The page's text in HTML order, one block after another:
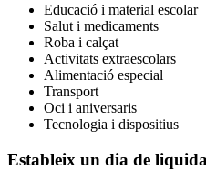
Educació i material escolar
Salut i medicaments
Roba i calçat
Activitats extraescolars
Alimentació especial
Transport
Oci i aniversaris
Tecnologia i dispositius
Estableix un dia de